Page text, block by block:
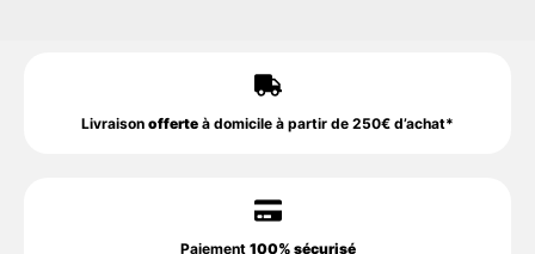
Livraison offerte à domicile à partir de 250€ d’achat*
Paiement 100% sécurisé